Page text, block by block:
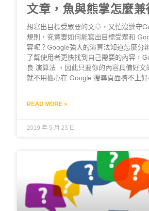
文章，魚與熊掌怎麼兼
想寫出目標受眾要的文章，又怕沒遵守
規則，究竟要如何能寫出目標受眾和
容呢？Google強大的演算法知道怎麼分
了幫使用者更快找到自己需要的內容，
良 演算法 ，因此只要你的內容具備好文
就不用擔心在 Google 搜尋頁面擠不上好
READ MORE »
2019 年 5 月 23 日